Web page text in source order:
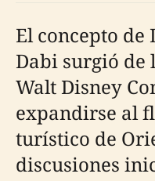
El concepto
Dabi surgió de
Walt Disney
expandirse al
turístico de
discusiones